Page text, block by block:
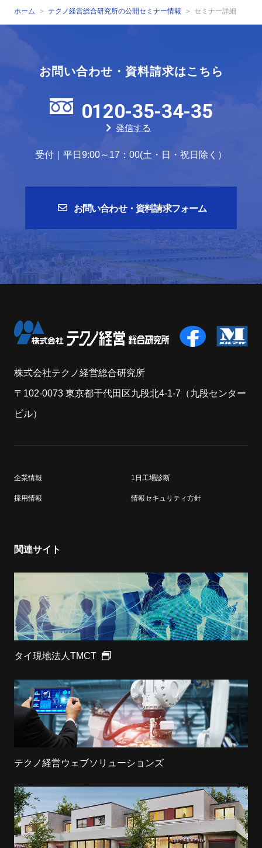
ホーム テクノ経営総合研究所の公開セミナー情報 セミナー詳細
お問い合わせ・資料請求はこちら
0120-35-34-35
発信する
受付｜平日9:00～17：00(土・日・祝日除く）
お問い合わせ・資料請求フォーム
株式会社テクノ経営総合研究所
〒102-0073 東京都干代田区九段北4-1-7（九段センター
ビル）
企業情報 1日工場診断
採用情報 情報セキュリティ方針
関連サイト
タイ現地法人TMCT
テクノ経営ウェブソリューションズ